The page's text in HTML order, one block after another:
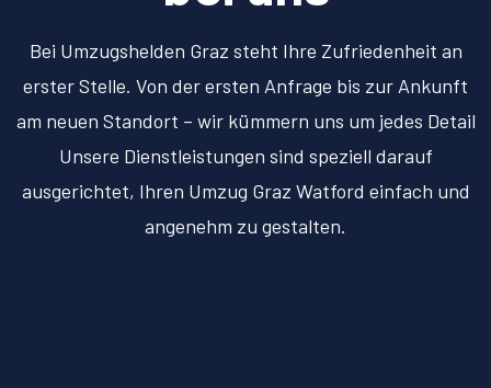
Bei Umzugshelden Graz steht Ihre Zufriedenheit an
erster Stelle. Von der ersten Anfrage bis zur Ankunft
am neuen Standort – wir kümmern uns um jedes Detail
Unsere Dienstleistungen sind speziell darauf
ausgerichtet, Ihren Umzug Graz Watford einfach und
angenehm zu gestalten.